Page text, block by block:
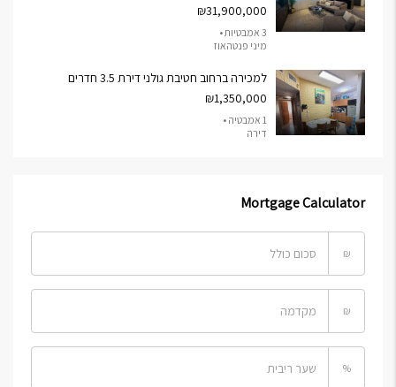
₪31,900,000
3 אמבטיות •
מיני פנטהאוז
למכירה ברחוב חטיבת גולני דירת 3.5 חדרים
₪1,350,000
1 אמבטיה •
דירה
Mortgage Calculator
₪
₪
%